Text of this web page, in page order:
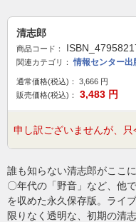
清志郎
商品コード：
関連カテゴリ： 情報センター出
通常価格(税込)： 3,666 円
販売価格(税込)：
3,483 円
申し訳ございませんが、只
誰も知らない清志郎がここ
〇年代の「野音」など、他
を収めた永久保存版。ライ
限りなく透明な、初期の清